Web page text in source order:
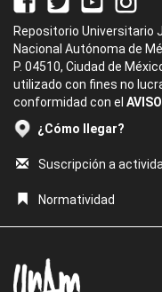
Repositorio Universitario
Nacional Autónoma de
P. 04510, Ciudad de
utilizado con fines no
conformidad con el
¿Cómo llegar?
Suscripción a
Normatividad